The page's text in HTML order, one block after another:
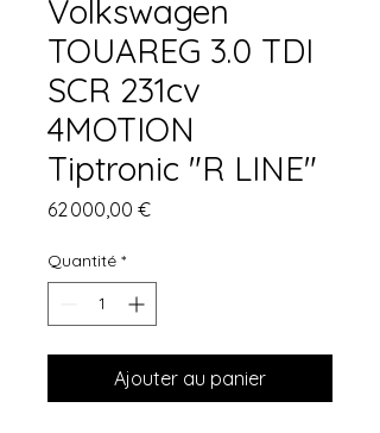
Volkswagen
TOUAREG 3.0 TDI
SCR 231cv
4MOTION
Tiptronic "R LINE"
62 000,00 €Prix
Quantité *
Ajouter au panier